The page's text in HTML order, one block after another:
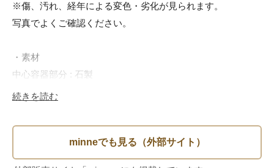
※傷、汚れ、経年による変色・劣化が見られます。
写真でよくご確認ください。
・素材
中心容器部分 : 石製
その他部分 : 金属製
1900年代中期
続きを読む